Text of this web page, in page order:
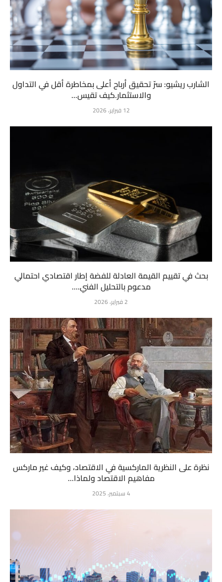
الشارب ريشيو: سرّ تحقيق أرباح أعلى بمخاطرة أقل في التداول
والاستثمار.كيف تقيس...
12 فبراير، 2026
بحث في تقييم القيمة العادلة للفضة إطار اقتصادي احتمالي
مدعوم بالتحليل الفني....
2 فبراير، 2026
نظرة على النظرية الماركسية في الاقتصاد، وكيف غير ماركس
مفاهيم الاقتصاد ولماذا...
4 سبتمبر، 2025